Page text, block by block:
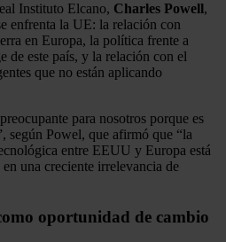
Instituto Elcano, Charles Powell,
enfrenta la UE: la relación con
en Europa, la política frente a
de este país, y la relación con el
que no están aplicando
para nosotros porque es
según Powel, que afirmó que “la
entre EEUU y Europa está
una creciente irrelevancia de
oportunidad de cambio